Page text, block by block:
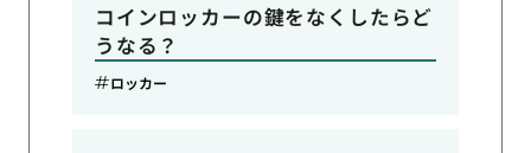
コインロッカーの鍵をなくしたらど
うなる？
ロッカー